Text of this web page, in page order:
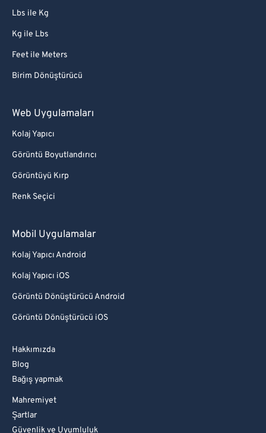
Lbs ile Kg
Kg ile Lbs
Feet ile Meters
Birim Dönüştürücü
Web Uygulamaları
Kolaj Yapıcı
Görüntü Boyutlandırıcı
Görüntüyü Kırp
Renk Seçici
Mobil Uygulamalar
Kolaj Yapıcı Android
Kolaj Yapıcı iOS
Görüntü Dönüştürücü Android
Görüntü Dönüştürücü iOS
Hakkımızda
Blog
Bağış yapmak
Mahremiyet
Şartlar
Güvenlik ve Uyumluluk